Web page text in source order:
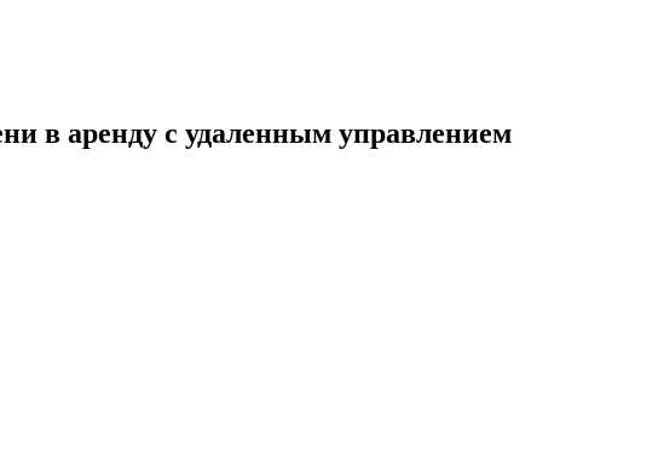
в аренду с удаленным управлением